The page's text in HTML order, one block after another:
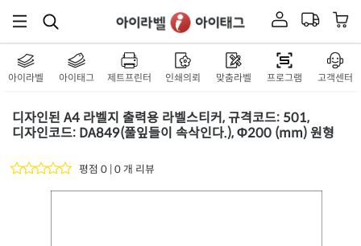
아이라벨 아이태그 제트프린터 인쇄의뢰 맞춤라벨 프로그램 고객센터
디자인된 A4 라벨지 출력용 라벨스티커, 규격코드: 501,
디자인코드: DA849(풀잎들이 속삭인다.), Φ200 (mm) 원형
평점 0 | 0 개 리뷰